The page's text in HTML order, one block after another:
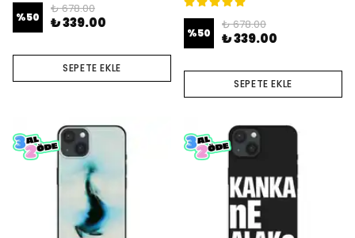
%50
₺ 678.00
₺ 339.00
SEPETE EKLE
%50
₺ 678.00
₺ 339.00
SEPETE EKLE